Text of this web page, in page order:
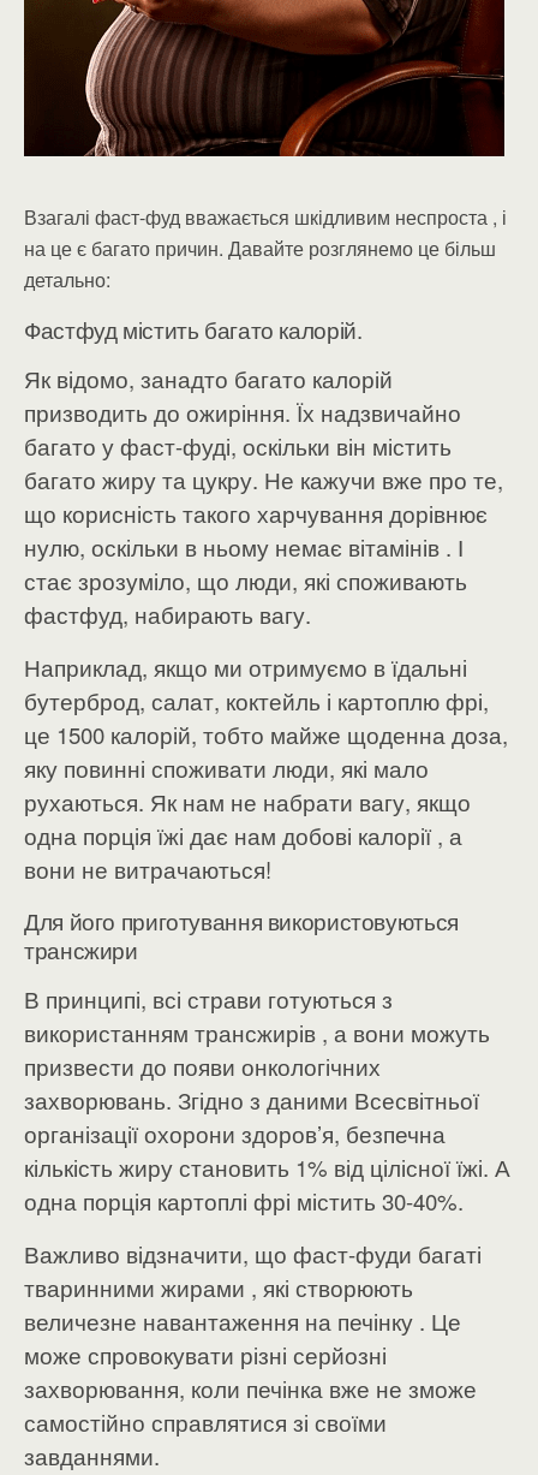
Взагалі фаст-фуд вважається шкідливим неспроста , і
на це є багато причин. Давайте розглянемо це більш
детально:
Фастфуд містить багато калорій.
Як відомо, занадто багато калорій
призводить до ожиріння. Їх надзвичайно
багато у фаст-фуді, оскільки він містить
багато жиру та цукру. Не кажучи вже про те,
що корисність такого харчування дорівнює
нулю, оскільки в ньому немає вітамінів . І
стає зрозуміло, що люди, які споживають
фастфуд, набирають вагу.
Наприклад, якщо ми отримуємо в їдальні
бутерброд, салат, коктейль і картоплю фрі,
це 1500 калорій, тобто майже щоденна доза,
яку повинні споживати люди, які мало
рухаються. Як нам не набрати вагу, якщо
одна порція їжі дає нам добові калорії , а
вони не витрачаються!
Для його приготування використовуються
трансжири
В принципі, всі страви готуються з
використанням трансжирів , а вони можуть
призвести до появи онкологічних
захворювань. Згідно з даними Всесвітньої
організації охорони здоров’я, безпечна
кількість жиру становить 1% від цілісної їжі. А
одна порція картоплі фрі містить 30-40%.
Важливо відзначити, що фаст-фуди багаті
тваринними жирами , які створюють
величезне навантаження на печінку . Це
може спровокувати різні серйозні
захворювання, коли печінка вже не зможе
самостійно справлятися зі своїми
завданнями.